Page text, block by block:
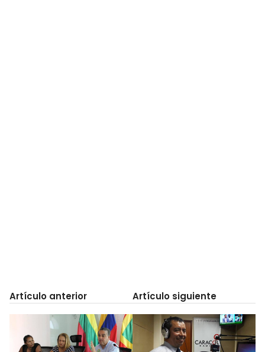
Artículo anterior Artículo siguiente